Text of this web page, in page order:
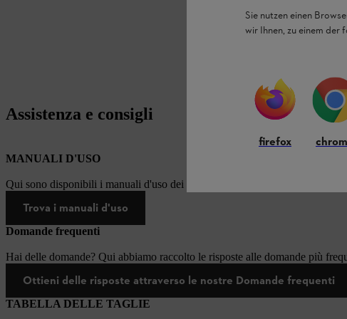
Assistenza e consigli
MANUALI D'USO
Qui sono disponibili i manuali d'uso dei prodotti STIHL.
Trova i manuali d'uso
Domande frequenti
Hai delle domande? Qui abbiamo raccolto le risposte alle domande più
Ottieni delle risposte attraverso le nostre Domande frequenti
TABELLA DELLE TAGLIE
Sie nutzen einen
wir Ihnen, zu einem der
firefox